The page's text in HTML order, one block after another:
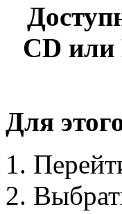
CD или
Для